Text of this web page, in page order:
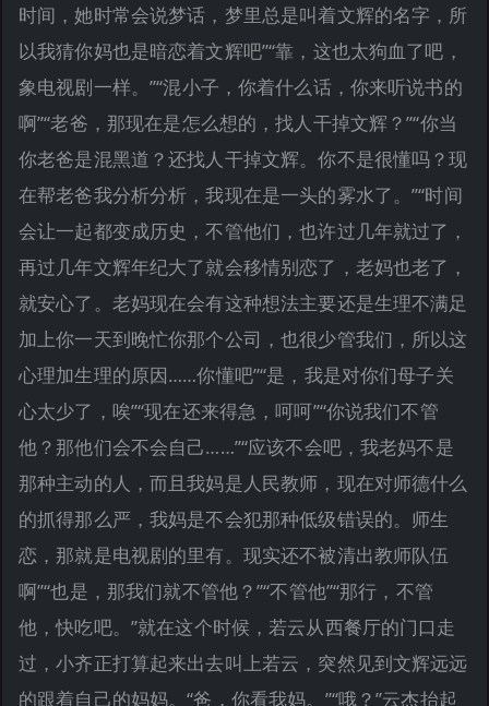
时间，她时常会说梦话，梦里总是叫着文辉的名字，所
以我猜你妈也是暗恋着文辉吧”“靠，这也太狗血了吧，
象电视剧一样。”“混小子，你着什么话，你来听说书的
啊”“老爸，那现在是怎么想的，找人干掉文辉？”“你当
你老爸是混黑道？还找人干掉文辉。你不是很懂吗？现
在帮老爸我分析分析，我现在是一头的雾水了。”“时间
会让一起都变成历史，不管他们，也许过几年就过了，
再过几年文辉年纪大了就会移情别恋了，老妈也老了，
就安心了。老妈现在会有这种想法主要还是生理不满足
加上你一天到晚忙你那个公司，也很少管我们，所以这
心理加生理的原因……你懂吧”“是，我是对你们母子关
心太少了，唉”“现在还来得急，呵呵”“你说我们不管
他？那他们会不会自己……”“应该不会吧，我老妈不是
那种主动的人，而且我妈是人民教师，现在对师德什么
的抓得那么严，我妈是不会犯那种低级错误的。师生
恋，那就是电视剧的里有。现实还不被清出教师队伍
啊”“也是，那我们就不管他？”“不管他”“那行，不管
他，快吃吧。”就在这个时候，若云从西餐厅的门口走
过，小齐正打算起来出去叫上若云，突然见到文辉远远
的跟着自己的妈妈。“爸，你看我妈。”“哦？”云杰抬起